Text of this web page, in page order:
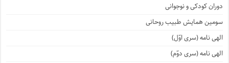
دوران کودکی و نوجوانی
سومین همایش طبیب روحانی
الهی نامه (سری اوّل)
الهی نامه (سری دوّم)